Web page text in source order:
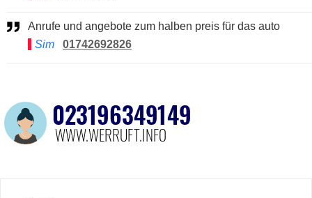
Anrufe und angebote zum halben preis für das auto
Sim
01742692826